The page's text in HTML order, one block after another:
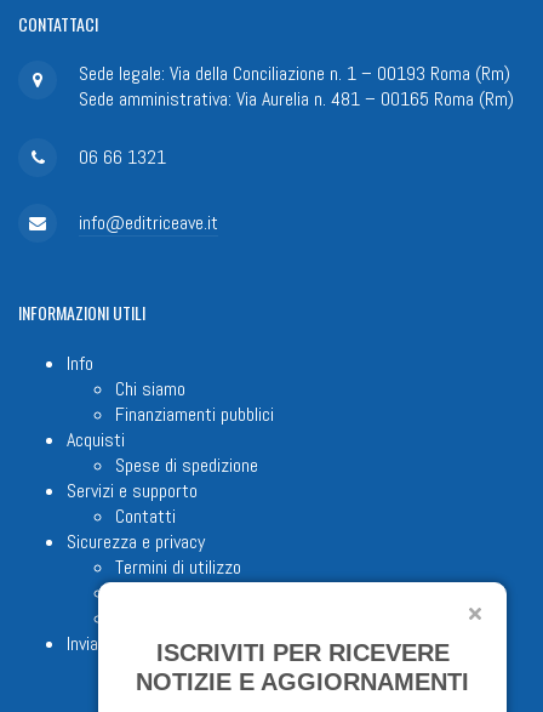
CONTATTACI
Sede legale: Via della Conciliazione n. 1 – 00193 Roma (Rm)
Sede amministrativa: Via Aurelia n. 481 – 00165 Roma (Rm)
06 66 1321
info@editriceave.it
INFORMAZIONIUTILI
Info
Chi siamo
Finanziamenti pubblici
Acquisti
Spese di spedizione
Servizi e supporto
Contatti
Sicurezza e privacy
Termini di utilizzo
Invia proposta editorialeISCRIVITI PER RICEVERE
NOTIZIE E AGGIORNAMENTI